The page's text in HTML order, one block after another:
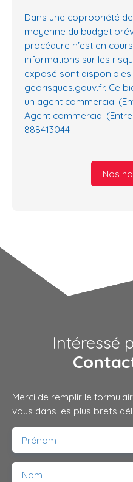
Dans une copropriété
moyenne du budget
procédure n'est en
informations sur les
exposé sont disponibles
georisques.gouv.fr. Ce
un agent commercial
Agent commercial
888413044
Nos
Intéressé
Merci de remplir le
vous dans les plus brefs
Prénom
Nom